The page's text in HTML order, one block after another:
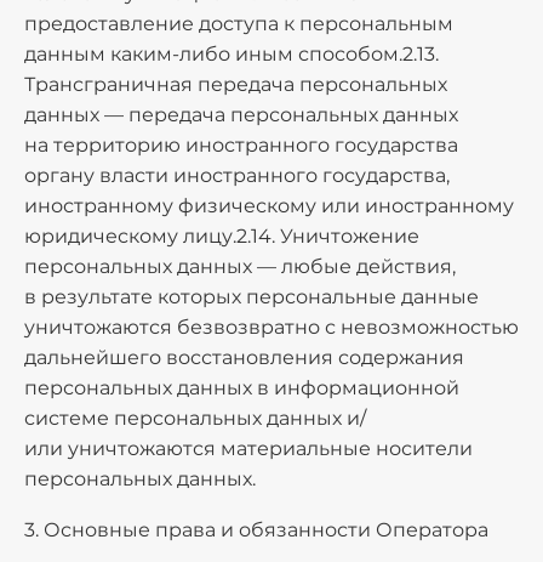
предоставление доступа к персональным
данным каким-либо иным способом.2.13.
Трансграничная передача персональных
данных — передача персональных данных
на территорию иностранного государства
органу власти иностранного государства,
иностранному физическому или иностранному
юридическому лицу.2.14. Уничтожение
персональных данных — любые действия,
в результате которых персональные данные
уничтожаются безвозвратно с невозможностью
дальнейшего восстановления содержания
персональных данных в информационной
системе персональных данных и/
или уничтожаются материальные носители
персональных данных.
3. Основные права и обязанности Оператора